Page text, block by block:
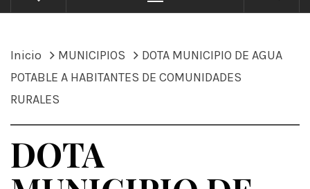
Inicio MUNICIPIOS
DOTA MUNICIPIO DE AGUA
POTABLE A HABITANTES DE COMUNIDADES
RURALES
DOTA